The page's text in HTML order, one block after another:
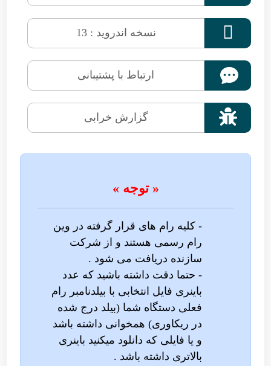
 نسخه اندروید : 13
ارتباط با پشتیبانی
 گزارش خرابی
« توجه »
- کلیه رام های قرار گرفته در وین
رام رسمی هستند و از شرکت
سازنده دریافت می شود .
- حتما دقت داشته باشید که عدد
باینری فایل انتخابی با بیلدنامبر رام
فعلی دستگاه شما (بیلد درج شده
در ریکاوری) همخوانی داشته باشد
و یا فایلی که دانلود میکنید باینری
بالاتری داشته باشد .